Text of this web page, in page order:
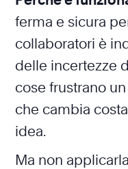
ferma e sicura
collaboratori è
delle incertezze
cose frustrano
che cambia
idea.
Ma non